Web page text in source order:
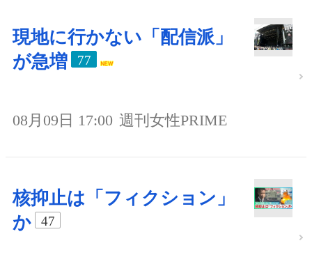
現地に行かない「配信派」
が急増
77
08月09日 17:00 週刊女性PRIME
核抑止は「フィクション」
か
47